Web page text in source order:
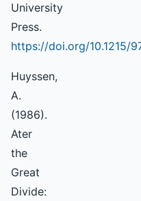
University
Press.
https://doi.org/10.1215/
Huyssen,
A.
(1986).
Ater
the
Great
Divide: